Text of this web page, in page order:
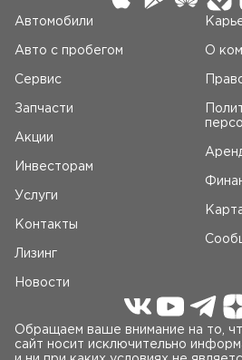
Автомобили
Авто c пробегом
Сервис
Запчасти
Акции
Инвесторам
Услуги
Контакты
Лизинг
Новости
О
Обращаем ваше внимание на то,
сайт носит исключительно